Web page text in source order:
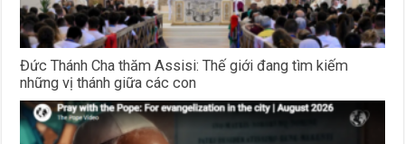
Đức Thánh Cha thăm Assisi: Thế giới đang tìm kiếm
những vị thánh giữa các con